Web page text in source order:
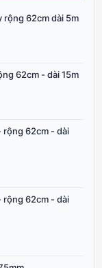
rộng 62cm dài 5m
62cm - dài 15m
rộng 62cm - dài
rộng 62cm - dài